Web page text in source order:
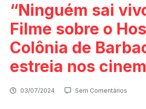
“Ninguém sai
Filme sobre o
Colônia de
estreia nos
03/07/2024 Sem Comentários